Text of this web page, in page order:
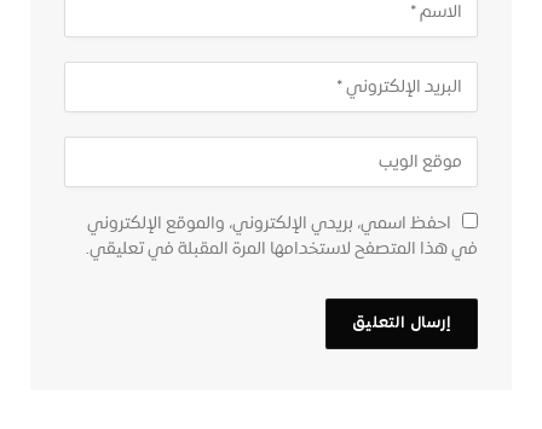
احفظ اسمي، بريدي الإلكتروني، والموقع الإلكتروني
في هذا المتصفح لاستخدامها المرة المقبلة في تعليقي.